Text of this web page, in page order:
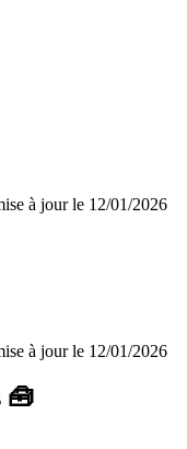
à jour le 12/01/2026
à jour le 12/01/2026
🧰